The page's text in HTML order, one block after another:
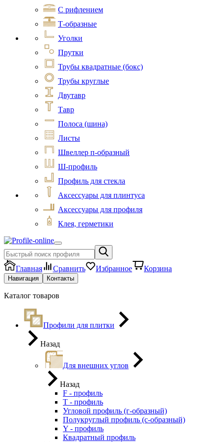
С рифлением
Т-образные
Уголки
Прутки
Трубы квадратные (бокс)
Трубы круглые
Двутавр
Тавр
Полоса (шина)
Листы
Швеллер п-образный
Ш-профиль
Профиль для стекла
Аксессуары для плинтуса
Аксессуары для профиля
Клея, герметики
Главная Сравнить Избранное Корзина
Навигация Контакты
Каталог товаров
Профили для плитки
Назад
Для внешних углов
Назад
F - профиль
Т - профиль
Угловой профиль (г-образный)
Полукруглый профиль (с-образный)
Y - профиль
Квадратный профиль